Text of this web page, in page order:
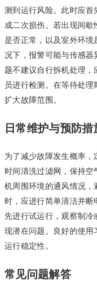
测到运行风险。此时应首
成二次损伤。若出现间
是否正常，以及室外环
况下，报警可能与传感器
题不建议自行拆机处理，
员进行检测。在等待处
扩大故障范围。
日常维护与预防措
为了减少故障发生概率
时间清洗过滤网，保持
机周围环境的通风情况，
时，应进行简单清洁并断
先进行试运行，观察制
现潜在问题。良好的使
运行稳定性。
常见问题解答